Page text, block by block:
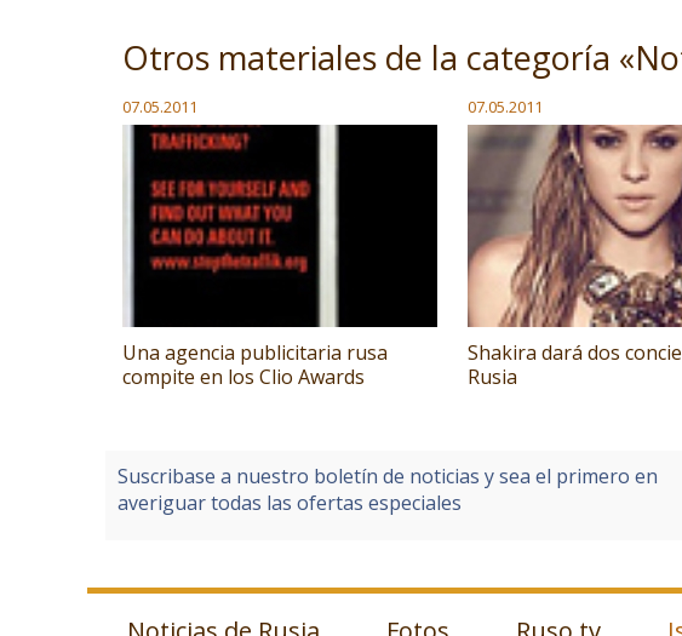
Otros materiales de la categoría
07.05.2011
Una agencia publicitaria rusa
compite en los Clio Awards
07.05.2011
Shakira dará dos
Rusia
Suscribase a nuestro boletín de noticias y sea el primero en
averiguar todas las ofertas especiales